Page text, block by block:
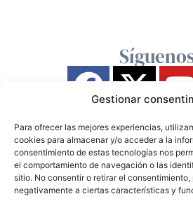
Gestionar
Para ofrecer las mejores experiencias,
cookies para almacenar y/o acceder a la
consentimiento de estas tecnologías nos
el comportamiento de navegación o las
sitio. No consentir o retirar el
negativamente a ciertas características y